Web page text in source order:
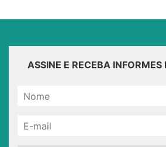
ASSINE E RECEBA